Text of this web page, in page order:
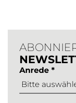
Anrede *